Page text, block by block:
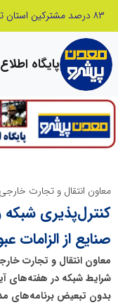
وقتی وعده‌ها در غبارِ
پایگاه
معاون انتقال و تجارت
کنترل‌پذیری
صنایع از الزامات
معاون انتقال و تجارت
شرایط شبکه در هفته‌های
بدون تبعیض برنامه‌های